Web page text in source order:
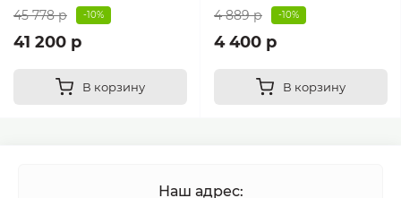
45 778 р -10%
41 200 р
В корзину
4 889 р -10%
4 400 р
В корзину
Наш адрес: